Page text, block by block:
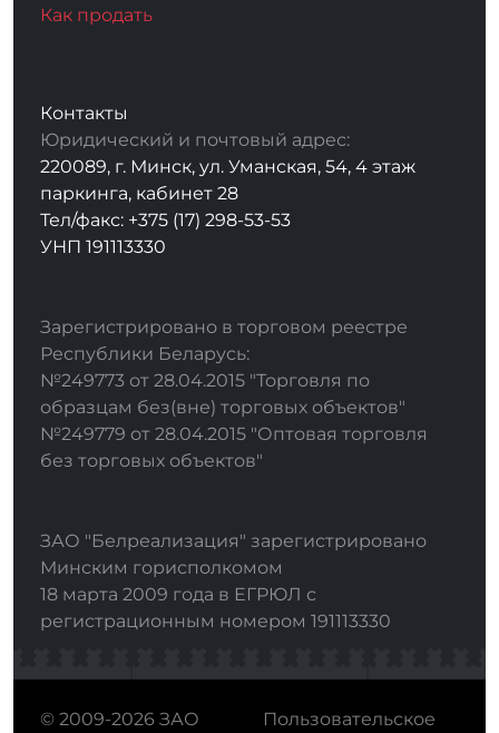
Как продать
Контакты
Юридический и почтовый адрес:
220089, г. Минск, ул. Уманская, 54, 4 этаж
паркинга, кабинет 28
Тел/факс: +375 (17) 298-53-53
УНП 191113330
Зарегистрировано в торговом реестре
Республики Беларусь:
№249773 от 28.04.2015 "Торговля по
образцам без(вне) торговых объектов"
№249779 от 28.04.2015 "Оптовая торговля
без торговых объектов"
ЗАО "Белреализация" зарегистрировано
Минским горисполкомом
18 марта 2009 года в ЕГРЮЛ с
регистрационным номером 191113330
© 2009-2026 ЗАО
Пользовательское